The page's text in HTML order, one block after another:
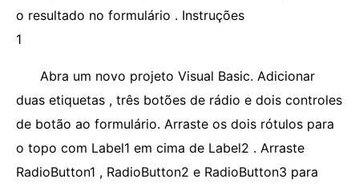
o resultado no formulário . Instruções
1
Abra um novo projeto Visual Basic. Adicionar
duas etiquetas , três botões de rádio e dois controles
de botão ao formulário. Arraste os dois rótulos para
o topo com Label1 em cima de Label2 . Arraste
RadioButton1 , RadioButton2 e RadioButton3 para